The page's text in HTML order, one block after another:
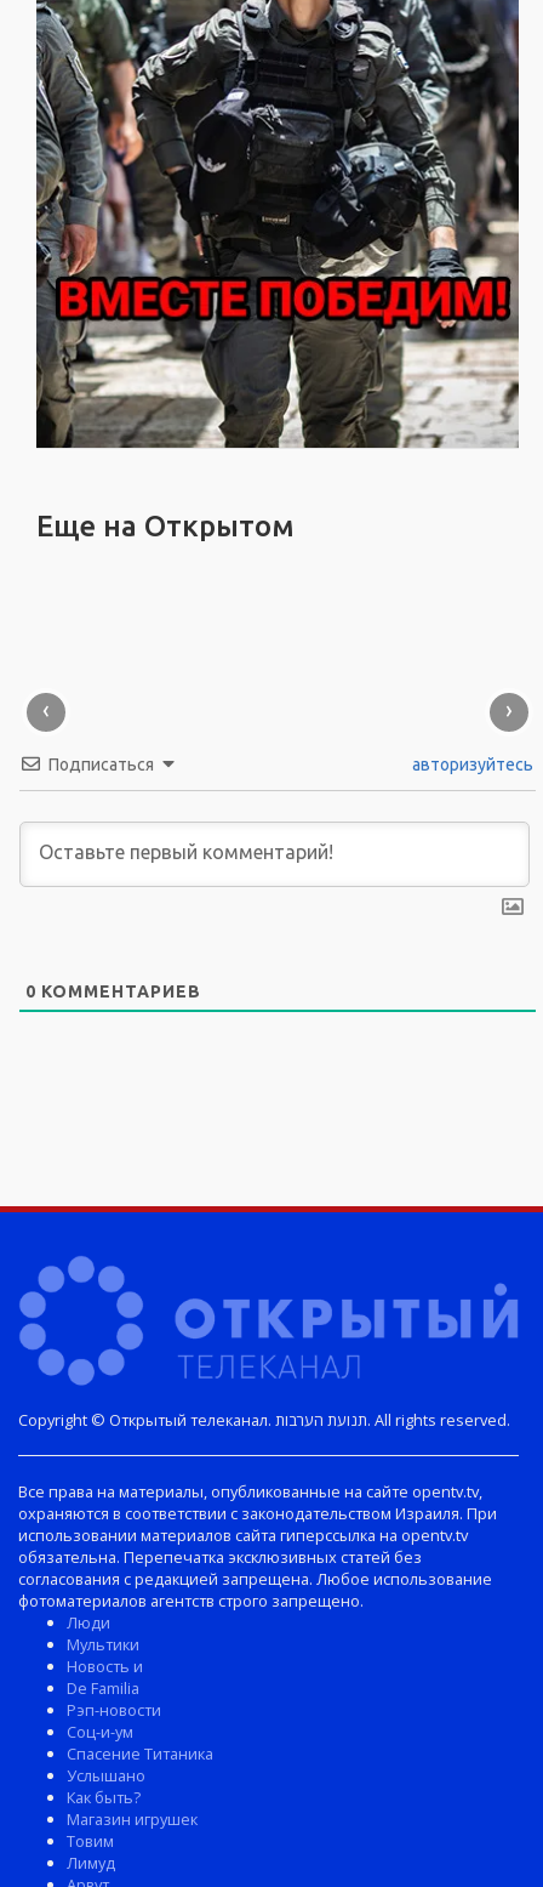
Еще на Открытом
‹ ›
Подписаться авторизуйтесь
0 КОММЕНТАРИЕВ
Copyright © Открытый телеканал. תנועת הערבות. All rights reserved.
Все права на материалы, опубликованные на сайте opentv.tv,
охраняются в соответствии с законодательством Израиля. При
использовании материалов сайта гиперссылка на opentv.tv
обязательна. Перепечатка эксклюзивных статей без
согласования с редакцией запрещена. Любое использование
фотоматериалов агентств строго запрещено.
Люди
Мультики
Новость и
De Familia
Рэп-новости
Соц-и-ум
Спасение Титаника
Услышано
Как быть?
Магазин игрушек
Товим
Лимуд